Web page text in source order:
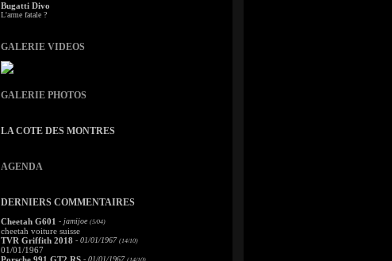
Bugatti Divo
L'arme fatale ?
GALERIE VIDEOS
GALERIE PHOTOS
LA COTE DES MONTRES
AGENDA
DERNIERS COMMENTAIRES
Cheetah G601 - jamijoe (5/04)
cheetah voiture suisse
TVR Griffith 2018 - 01/01/1967 (14/10)
01/01/1967
- 01/01/1967